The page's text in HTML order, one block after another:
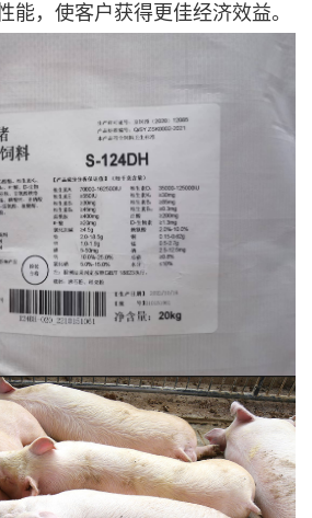
能，使客户获得更佳经济效益。